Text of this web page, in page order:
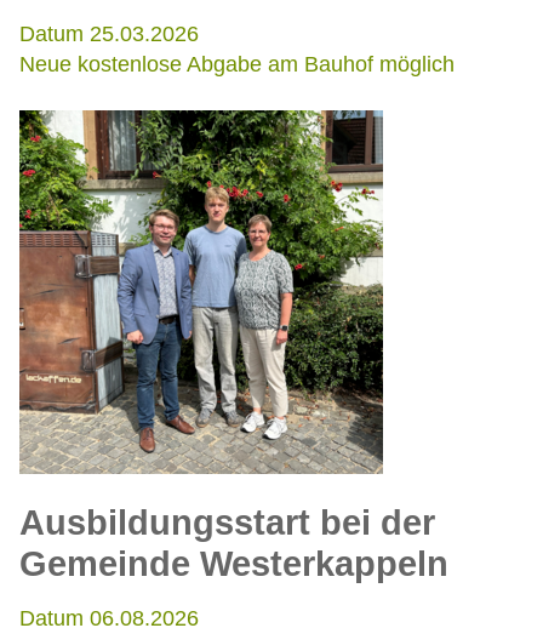
Datum 25.03.2026
Neue kostenlose Abgabe am Bauhof möglich
Ausbildungsstart bei der
Gemeinde Westerkappeln
Datum 06.08.2026